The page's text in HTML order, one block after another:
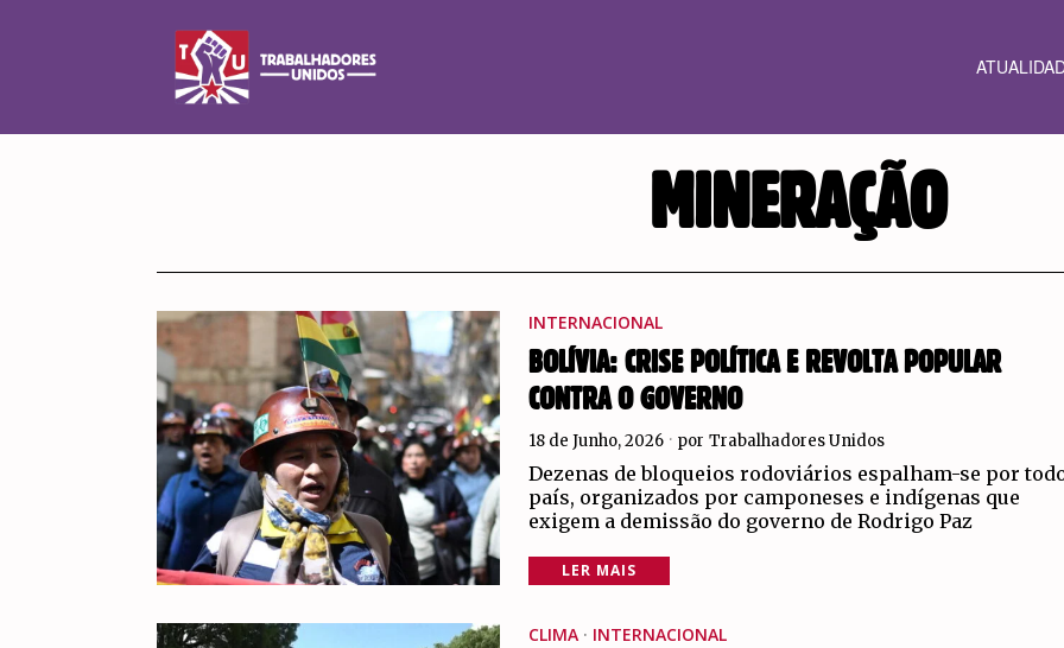
MINERAÇÃO
INTERNACIONAL
BOLÍVIA: CRISE POLÍTICA E REVOLTA POPULAR
CONTRA O GOVERNO
18 de Junho, 2026 por Trabalhadores Unidos
Dezenas de bloqueios rodoviários espalham-se por
país, organizados por camponeses e indígenas que
exigem a demissão do governo de Rodrigo Paz
LER MAIS
CLIMA · INTERNACIONAL